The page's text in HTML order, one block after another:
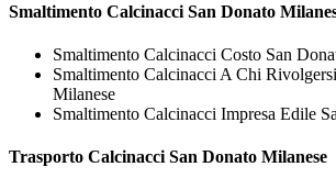
Smaltimento Calcinacci San Donato
Smaltimento Calcinacci Costo San
Smaltimento Calcinacci A Chi
Milanese
Smaltimento Calcinacci Impresa Edile
Trasporto Calcinacci San Donato Milanese